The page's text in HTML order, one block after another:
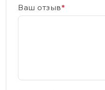
Ваш отзыв*